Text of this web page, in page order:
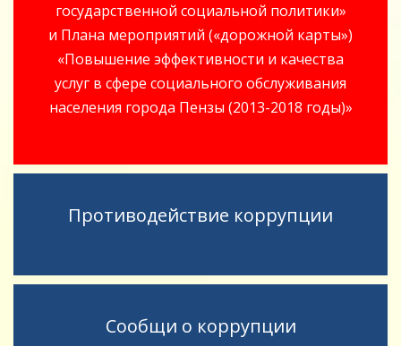
государственной социальной политики»
и Плана мероприятий («дорожной карты»)
«Повышение эффективности и качества
услуг в сфере социального обслуживания
населения города Пензы (2013-2018 годы)»
Противодействие коррупции
Сообщи о коррупции